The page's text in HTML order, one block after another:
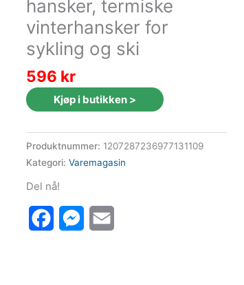
hansker, termiske
vinterhansker for
sykling og ski
596 kr
Kjøp i butikken >
Produktnummer: 1207287236977131109
Kategori: Varemagasin
Del nå!
FacebookMessenger